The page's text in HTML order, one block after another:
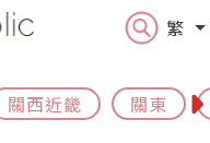
繁
關西近畿 關東